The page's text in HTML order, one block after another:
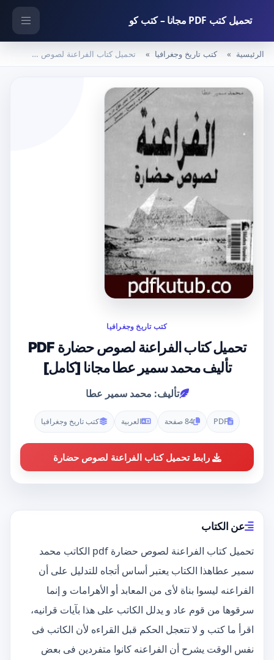
تحميل كتب PDF مجانا – كتب كو
الرئيسية كتب تاريخ وجغرافيا تحميل كتاب الفراعنة لصوص حضارة PDF تأليف محمد سمير عطا مجانا [كامل]
كتب تاريخ وجغرافيا
تحميل كتاب الفراعنة لصوص حضارة PDF
تأليف محمد سمير عطا مجانا [كامل]
تأليف: محمد سمير عطا
PDF 84 صفحة العربية كتب تاريخ وجغرافيا
رابط تحميل كتاب الفراعنة لصوص حضارة
عن الكتاب
تحميل كتاب الفراعنة لصوص حضارة pdf الكاتب محمد
سمير عطاهذا الكتاب يعتبر أساس أتجاه للتدليل على أن
الفراعنه ليسوا بناة لأى من المعابد أو الأهرامات و إنما
سرقوها من قوم عاد و يدلل الكاتب على هذا بآيات قرانيه،
اقرأ ما كتب و لا تتعجل الحكم قبل القراءه لأن الكاتب فى
نفس الوقت يشرح أن الفراعنه كانوا متفردين فى بعض